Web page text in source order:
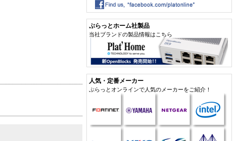
ぷらっとホーム社製品
当社ブランドの製品情報はこちら
人気・定番メーカー
ぷらっとオンラインで人気のメーカーをご紹介！